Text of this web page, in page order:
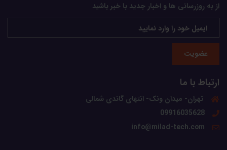
از به روزرسانی ها و اخبار جدید با خبر باشید
عضویت
ارتباط با ما
تهران- میدان ونک- انتهای گاندی شمالی
09916035628
info@milad-tech.com